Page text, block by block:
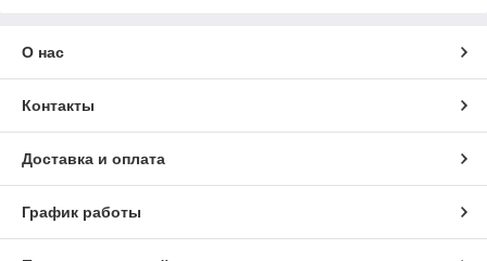
О нас
Контакты
Доставка и оплата
График работы